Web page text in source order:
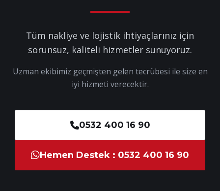
Tüm nakliye ve lojistik ihtiyaçlarınız için
sorunsuz, kaliteli hizmetler sunuyoruz.
Uzman ekibimiz geçmişten gelen tecrübesi ile size en
iyi hizmeti verecektir.
0532 400 16 90
Hemen Destek : 0532 400 16 90